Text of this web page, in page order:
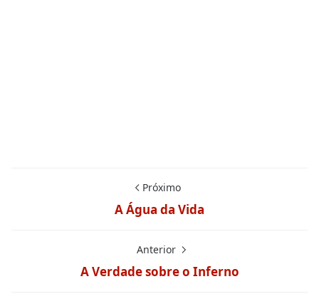
Próximo
A Água da Vida
Anterior
A Verdade sobre o Inferno